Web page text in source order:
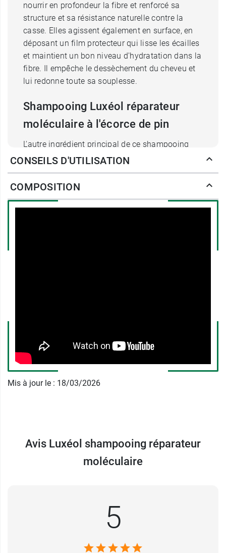
nourrir en profondeur la fibre et renforcé sa
structure et sa résistance naturelle contre la
casse. Elles agissent également en surface, en
déposant un film protecteur qui lisse les écailles
et maintient un bon niveau d'hydratation dans la
fibre. Il empêche le dessèchement du cheveu et
lui redonne toute sa souplesse.
Shampooing Luxéol réparateur
moléculaire à l'écorce de pin
L'autre ingrédient principal de ce shampooing
réparateur est un extrait d'écorce de pin,
derniers sont dotés de propriétés antioxydantes
l'agitation des radicaux libres propre au stress
permet de limiter l'utilisation de l'eau. Grâce au
shampooing réparateur Luxéol, les cheveux sont
réparés, nourris et protégés et le brushing
devient un jeu d’enfant.
CONSEILS D'UTILISATION
COMPOSITION
Mis à jour le : 18/03/2026
Avis Luxéol shampooing réparateur
moléculaire
5